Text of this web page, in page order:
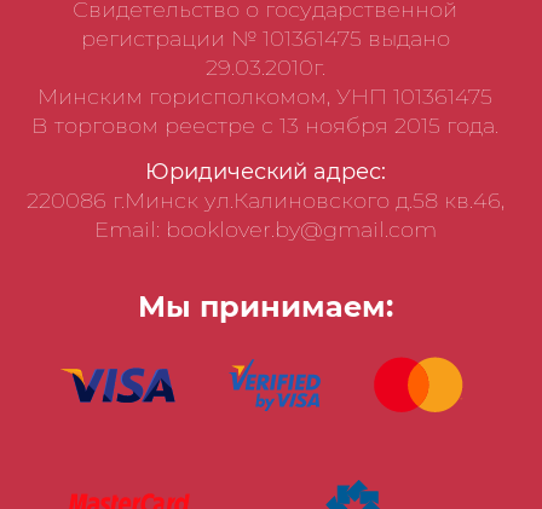
Свидетельство о государственной
регистрации № 101361475 выдано
29.03.2010г.
Минским горисполкомом, УНП 101361475
В торговом реестре с 13 ноября 2015 года.
Юридический адрес:
220086 г.Минск ул.Калиновского д.58 кв.46,
Email: booklover.by@gmail.com
Мы принимаем: